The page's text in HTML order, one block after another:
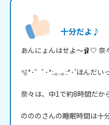
十分だよ♪
あんにょんはせよ～🩰🤍
🫧*･゜ﾟ･*:.｡..｡.:*･'ほんだい
奈々は、中1で約8時間だか
のののさんの睡眠時間は十分